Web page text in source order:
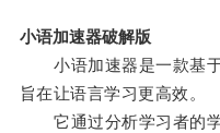
小语加速器破解版
小语加速器是一款基于
旨在让语言学习更高效。
它通过分析学习者的学